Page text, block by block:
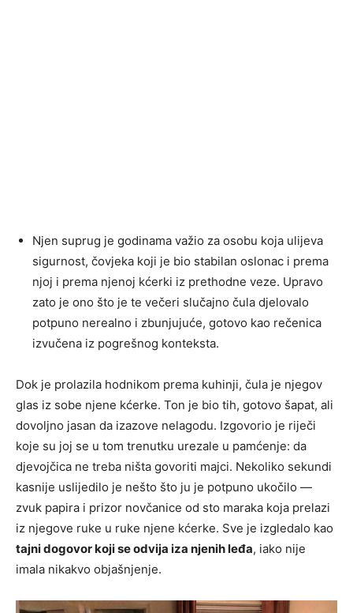
Njen suprug je godinama važio za osobu koja ulijeva
sigurnost, čovjeka koji je bio stabilan oslonac i prema
njoj i prema njenoj kćerki iz prethodne veze. Upravo
zato je ono što je te večeri slučajno čula djelovalo
potpuno nerealno i zbunjujuće, gotovo kao rečenica
izvučena iz pogrešnog konteksta.
Dok je prolazila hodnikom prema kuhinji, čula je njegov
glas iz sobe njene kćerke. Ton je bio tih, gotovo šapat, ali
dovoljno jasan da izazove nelagodu. Izgovorio je riječi
koje su joj se u tom trenutku urezale u pamćenje: da
djevojčica ne treba ništa govoriti majci. Nekoliko sekundi
kasnije uslijedilo je nešto što ju je potpuno ukočilo —
zvuk papira i prizor novčanice od sto maraka koja prelazi
iz njegove ruke u ruke njene kćerke. Sve je izgledalo kao
tajni dogovor koji se odvija iza njenih leđa, iako nije
imala nikakvo objašnjenje.